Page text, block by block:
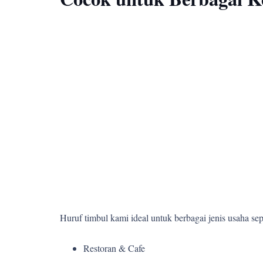
Huruf timbul kami ideal untuk berbagai jenis usaha
Restoran & Cafe